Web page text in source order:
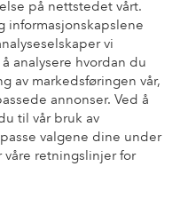
på nettstedet vårt.
informasjonskapslene
vi
analysere hvordan du
av markedsføringen vår,
annonser. Ved å
til vår bruk av
valgene dine under
retningslinjer for
?